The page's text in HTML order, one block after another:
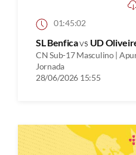
01:45:02
SL Benficavs UD
CN Sub-17 Masculino |
Jornada
28/06/2026 15:55